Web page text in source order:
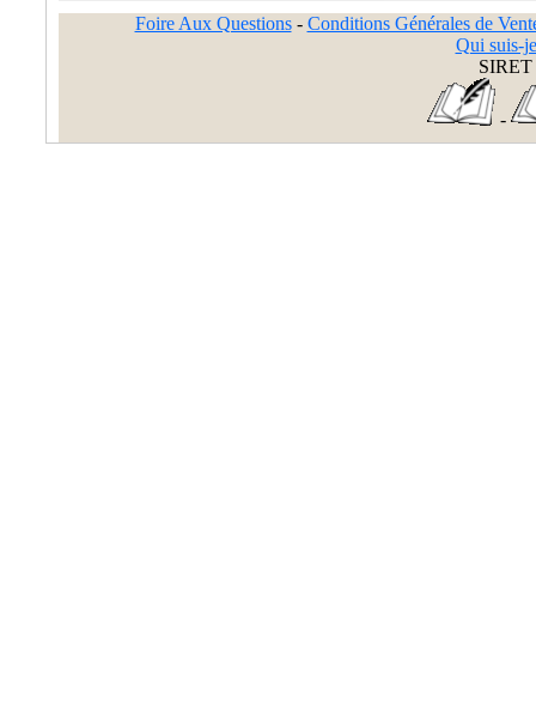
Foire Aux Questions- Conditions Générales de
Qui suis-
SIRET
-